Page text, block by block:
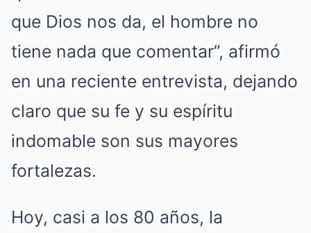
que Dios nos da, el hombre no
tiene nada que comentar”, afirmó
en una reciente entrevista, dejando
claro que su fe y su espíritu
indomable son sus mayores
fortalezas.
Hoy, casi a los 80 años, la